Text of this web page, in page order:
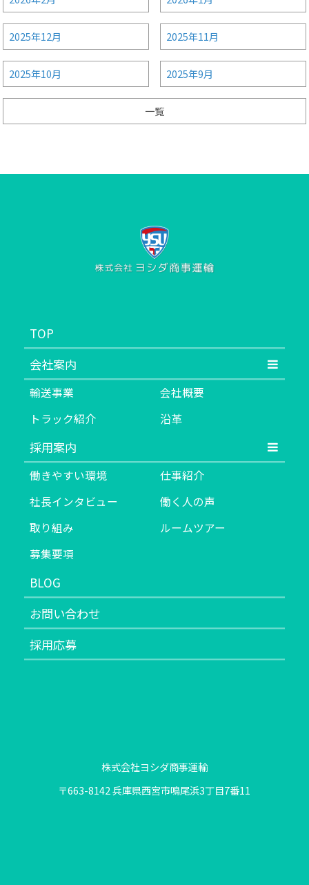
2025年12月 2025年11月
2025年10月 2025年9月
一覧
TOP
会社案内
輸送事業
会社概要
トラック紹介
沿革
採用案内
働きやすい環境
仕事紹介
社長インタビュー
働く人の声
取り組み
ルームツアー
募集要項
BLOG
お問い合わせ
採用応募
株式会社ヨシダ商事運輸
〒663-8142 兵庫県西宮市鳴尾浜3丁目7番11